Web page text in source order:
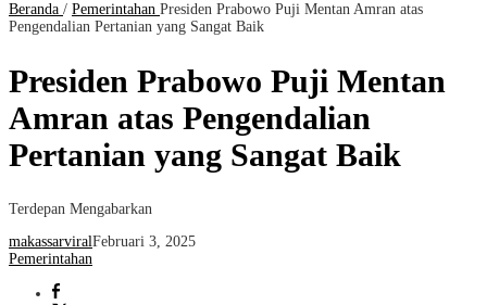
Beranda / Pemerintahan Presiden Prabowo Puji Mentan Amran atas
Pengendalian Pertanian yang Sangat Baik
Presiden Prabowo Puji Mentan
Amran atas Pengendalian
Pertanian yang Sangat Baik
Terdepan Mengabarkan
makassarviralFebruari 3, 2025
Pemerintahan